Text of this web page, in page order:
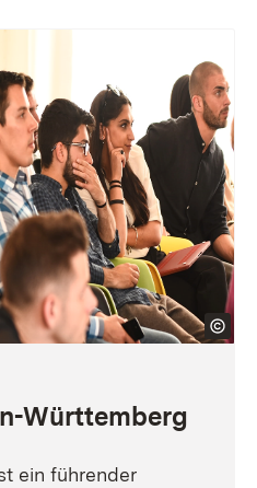
Württemberg
ein führender